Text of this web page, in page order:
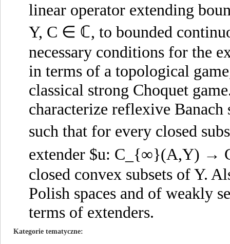
linear operator extending
Y, C ∈ ℂ, to bounded
necessary conditions for the
in terms of a topological
classical strong Choquet
characterize reflexive Banach
such that for every closed
extender $u: C_{∞}(A,Y) →
closed convex subsets of Y.
Polish spaces and of weakly
terms of extenders.
Kategorie tematyczne